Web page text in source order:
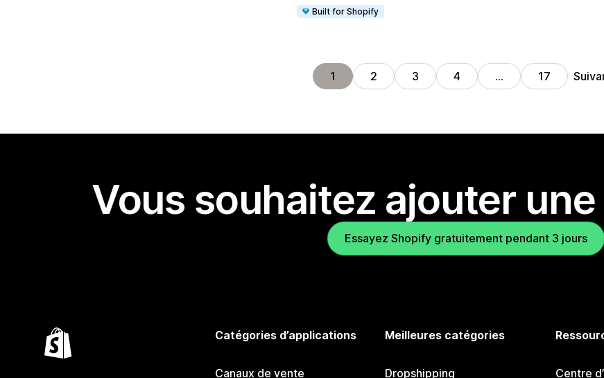
Built for Shopify
1 2 3 4 … 17
Vous souhaitez ajouter
Essayez Shopify gratuitement pendant 3 jours
Catégories d’applications
Canaux de vente
Meilleures catégories
Dropshipping Centre